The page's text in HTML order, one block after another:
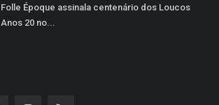
Folle Époque assinala centenário dos Loucos
Anos 20 no...